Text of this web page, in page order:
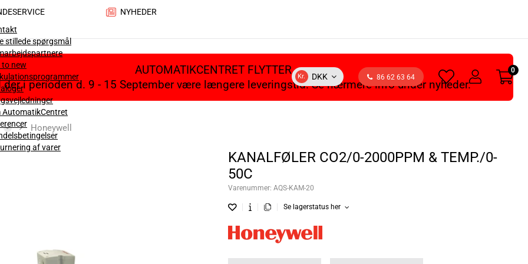
stillede spørgsmål
to new
AutomatikCentret
af varer
NYHEDER
Kr. DKK 86 62 63 64
heart
light
light
0
AUTOMATIKCENTRET FLYTTER
der i perioden d. 9 - 15 September være længere leveringstid. Se nærmere info under nyheder.
Honeywell
KANALFØLER CO2/0-2000PPM & TEMP./0-
50C
Varenummer: AQS-KAM-20
Se lagerstatus her